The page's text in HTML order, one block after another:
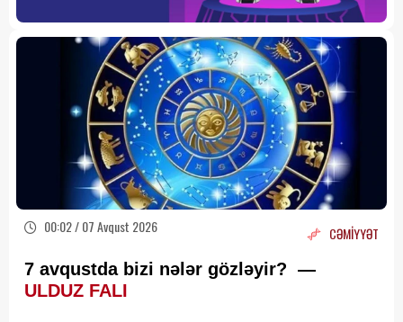
00:02 / 07 Avqust 2026 CƏMİYYƏT
7 avqustda bizi nələr gözləyir? —
ULDUZ FALI